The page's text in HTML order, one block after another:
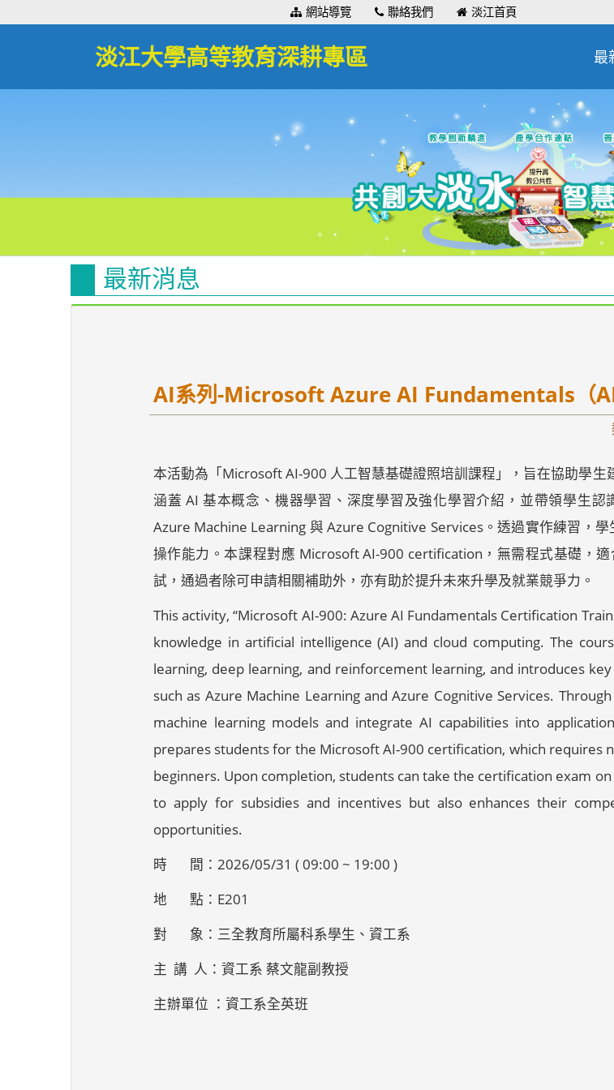
網站導覽 聯絡我們 淡江首頁
淡江大學高等教育深耕專區 最
最新消息
AI系列-Microsoft Azure AI Fundamentals（
本活動為「Microsoft AI-900 人工智慧基礎證照培訓課程」，旨在協助學
涵蓋 AI 基本概念、機器學習、深度學習及強化學習介紹，並帶領學生
Azure Machine Learning 與 Azure Cognitive Services。透過實作練習，
操作能力。本課程對應 Microsoft AI-900 certification，無需程式基礎，
試，通過者除可申請相關補助外，亦有助於提升未來升學及就業競爭力。
This activity, “Microsoft AI-900: Azure AI Fundamentals Certification
knowledge in artificial intelligence (AI) and cloud computing. The
learning, deep learning, and reinforcement learning, and introduces
such as Azure Machine Learning and Azure Cognitive Services.
machine learning models and integrate AI capabilities into
prepares students for the Microsoft AI-900 certification, which requires
beginners. Upon completion, students can take the certification exam
to apply for subsidies and incentives but also enhances their
opportunities.
時 間：2026/05/31 ( 09:00 ~ 19:00 )
地 點：E201
對 象：三全教育所屬科系學生、資工系
主 講 人：資工系 蔡文龍副教授
主辦單位 ：資工系全英班